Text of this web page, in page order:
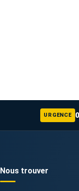
URGENCE
Nous trouver